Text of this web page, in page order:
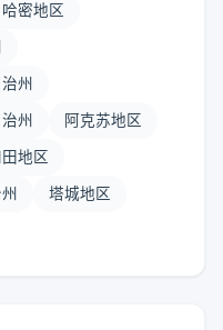
哈密地区
州
州 阿克苏地区
地区
塔城地区